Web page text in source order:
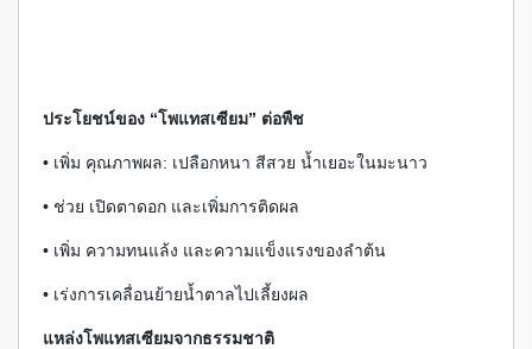
ประโยชน์ของ “โพแทสเซียม” ต่อพืช
• เพิ่ม คุณภาพผล: เปลือกหนา สีสวย น้ำเยอะในมะนาว
• ช่วย เปิดตาดอก และเพิ่มการติดผล
• เพิ่ม ความทนแล้ง และความแข็งแรงของลำต้น
• เร่งการเคลื่อนย้ายน้ำตาลไปเลี้ยงผล
แหล่งโพแทสเซียมจากธรรมชาติ